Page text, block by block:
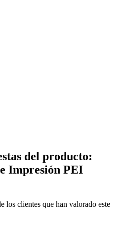
del producto:
Impresión PEI
los clientes que han valorado este